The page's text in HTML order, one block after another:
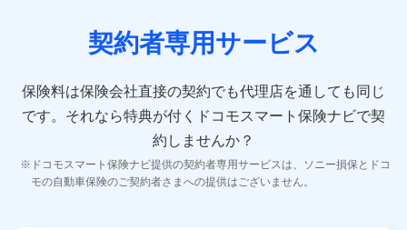
険契約に関する情報。例として、保険契約者及び被保険
者の氏名、住所、生年月日、性別、保険契約者と被保険
報、建物の構造や築年数などの情報、ペットの種類や年
齢などの情報などが含まれます。
【共同して利用する者の範囲】
当社
契約者専用サービス
保険料は保険会社直接の契約でも代理店を通しても同じ
です。 それなら特典が付くドコモスマート保険ナビで契
約しませんか？
ドコモスマート保険ナビ提供の契約者専用サービスは、ソニー損保とドコ
モの自動車保険のご契約者さまへの提供はございません。